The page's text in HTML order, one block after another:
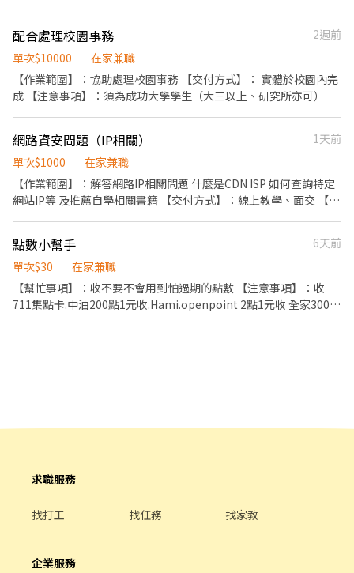
少，謝謝配合
配合處理校園事務
2週前
單次$10000
在家兼職
【作業範圍】：協助處理校園事務 【交付方式】： 實體於校園內完
成 【注意事項】：須為成功大學學生（大三以上、研究所亦可）
網路資安問題（IP相關）
1天前
單次$1000
在家兼職
【作業範圍】：解答網路IP相關問題 什麼是CDN ISP 如何查詢特定
網站IP等 及推薦自學相關書籍 【交付方式】：線上教學、面交 【注
點數小幫手
6天前
單次$30
在家兼職
【幫忙事項】：收不要不會用到怕過期的點數 【注意事項】：收
711集點卡.中油200點1元收.Hami.openpoint 2點1元收 全家300點
求職服務
找打工 找任務 找家教
企業服務